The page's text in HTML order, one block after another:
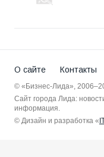
О сайте Контакты
© «Бизнес-Лида»,
Сайт города Лида:
информация.
© Дизайн и разработка «